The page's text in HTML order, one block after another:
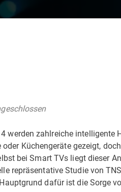
werden zahlreiche intelligente
Küchengeräte gezeigt,
bei Smart TVs liegt dieser
repräsentative Studie von
dafür ist die Sorge